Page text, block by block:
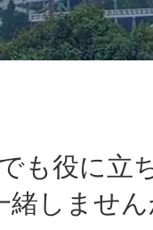
も役に立
緒しません